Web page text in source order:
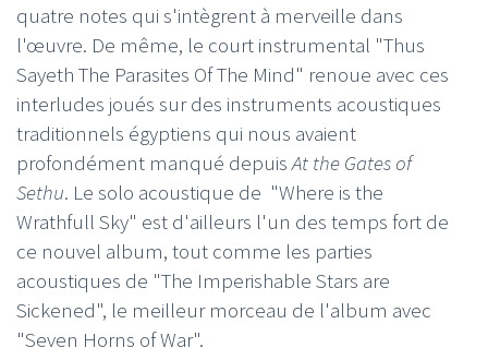
quatre notes qui s'intègrent à merveille dans
l'œuvre. De même, le court instrumental "Thus
Sayeth The Parasites Of The Mind" renoue avec ces
interludes joués sur des instruments acoustiques
traditionnels égyptiens qui nous avaient
profondément manqué depuis At the Gates of
Sethu. Le solo acoustique de "Where is the
Wrathfull Sky" est d'ailleurs l'un des temps fort de
ce nouvel album, tout comme les parties
acoustiques de "The Imperishable Stars are
Sickened", le meilleur morceau de l'album avec
"Seven Horns of War".